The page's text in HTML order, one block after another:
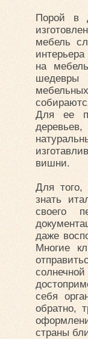
Порой в
мебель
на
шедевры
Для ее
вишни.
Для того,
знать
своего
даже
Многие
себя
обратно,
страны